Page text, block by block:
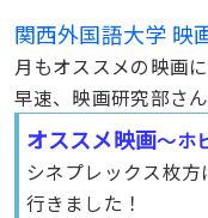
関西外国語大学 映
月もオススメの映画
早速、映画研究部さ
オススメ映画～ホ
シネプレックス枚
行きました！